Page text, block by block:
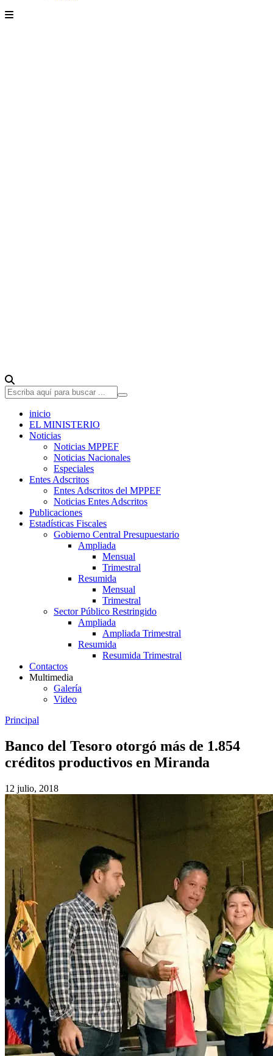
inicio
EL MINISTERIO
Noticias
Noticias MPPEF
Noticias Nacionales
Especiales
Entes Adscritos
Entes Adscritos del MPPEF
Noticias Entes Adscritos
Publicaciones
Estadísticas Fiscales
Gobierno Central Presupuestario
Ampliada
Mensual
Trimestral
Resumida
Mensual
Trimestral
Sector Público Restringido
Ampliada
Ampliada Trimestral
Resumida
Resumida Trimestral
Contactos
Multimedia
Galería
Video
Principal
Banco del Tesoro otorgó más de 1.854
créditos productivos en Miranda
12 julio, 2018